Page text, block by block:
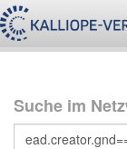
Suche im